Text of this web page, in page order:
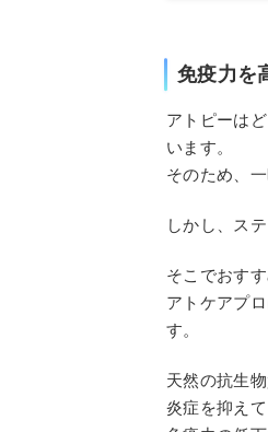
免疫力を
アトピーは
います。
そのため、
しかし、ス
そこでおす
アトケアプ
す。
天然の抗生
炎症を抑えて